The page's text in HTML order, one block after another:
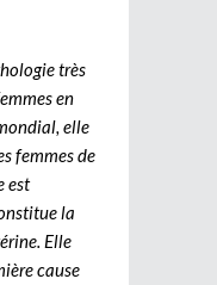
très
en
elle
femmes de
est
la
Elle
cause